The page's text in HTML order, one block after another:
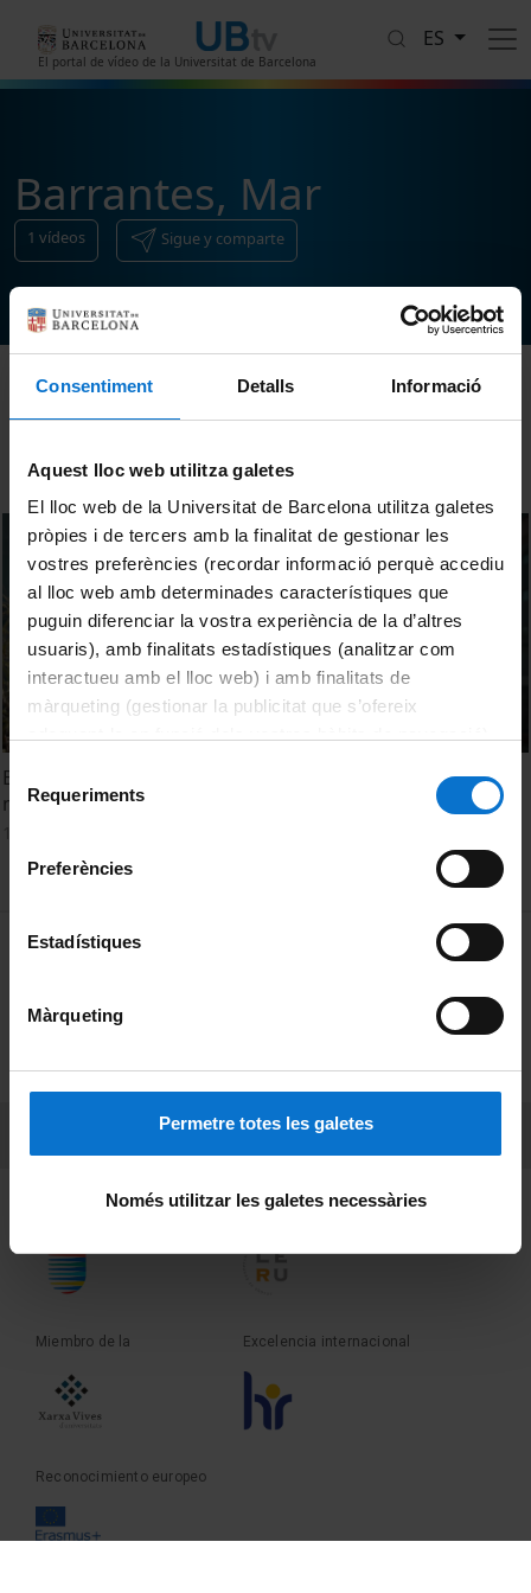
Consentiment Detalls Informació
Aquest lloc web utilitza galetes
El lloc web de la Universitat de Barcelona utilitza galetes
pròpies i de tercers amb la finalitat de gestionar les
vostres preferències (recordar informació perquè accediu
al lloc web amb determinades característiques que
puguin diferenciar la vostra experiència de la d’altres
usuaris), amb finalitats estadístiques (analitzar com
interactueu amb el lloc web) i amb finalitats de
màrqueting (gestionar la publicitat que s’ofereix
consultar laPolítica de galetes del lloc web de la
Selecció
de Requeriments
Preferències
Estadístiques
Màrqueting
Permetre totes les galetes
Només utilitzar les galetes necessàries
El portal de vídeo de la Universitat de Barcelona
ES
Barrantes, Mar
1 vídeos Sigue y comparte
Ordenar
Eleccions d’estudiants 2021 a la UB. Mar Barrantes,
membre de la Junta de Facultat de Física
MENÚ PEU 1
Privacidad y términos
Sobre UBtv
Fundadora de la Miembro de la
Miembro de la Excelencia internacional
Reconocimiento europeo